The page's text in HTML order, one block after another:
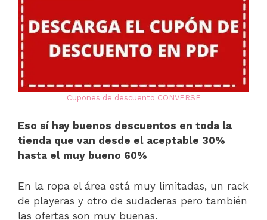
Cupones de descuento CONVERSE
Eso sí hay buenos descuentos en toda la
tienda que van desde el aceptable 30%
hasta el muy bueno 60%
En la ropa el área está muy limitadas, un rack
de playeras y otro de sudaderas pero también
las ofertas son muy buenas.